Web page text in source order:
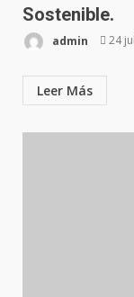
Sostenible.
admin 24
Leer Más